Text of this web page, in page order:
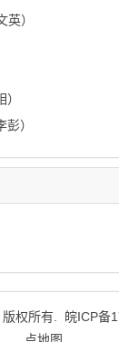
英）
）
版权所有. 皖ICP备